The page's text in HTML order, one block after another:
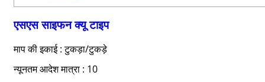
एसएस साइफन क्यू टाइप
माप की इकाई : टुकड़ा/टुकड़े
न्यूनतम आदेश मात्रा : 10